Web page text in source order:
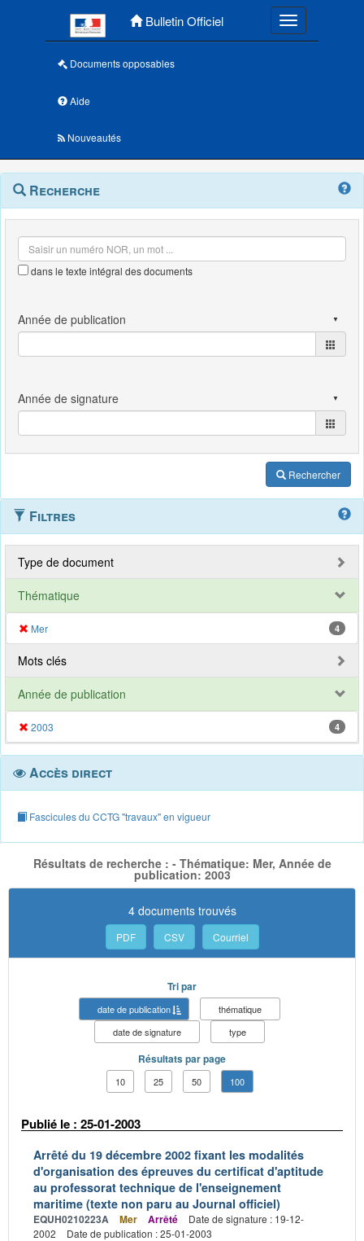
Bulletin Officiel Toggle
Documents opposables
Aide
Nouveautés
Navigation
outils
Menu
contextuel
Recherche
dans le texte intégral des documents
Rechercher
Filtres
Type de document
Thématique
Mer 4
Mots clés
Année de publication
2003 4
Accès direct
Fascicules du CCTG "travaux" en vigueur
Résultats de recherche : - Thématique: Mer, Année de
publication: 2003
4 documents trouvés
PDF CSV Courriel
Tri par
date de publication
thématique
date de signature
type
Résultats par page
10 25 50 100
Publié le : 25-01-2003
Arrêté du 19 décembre 2002 fixant les modalités
d'organisation des épreuves du certificat d'aptitude
au professorat technique de l'enseignement
maritime (texte non paru au Journal officiel)
EQUH0210223A Mer Arrêté
Date de signature : 19-12-
2002
Date de publication : 25-01-2003